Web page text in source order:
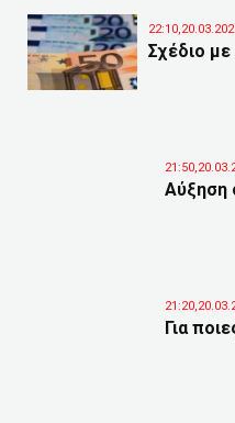
Σχέδιο με
Αύξηση
Για